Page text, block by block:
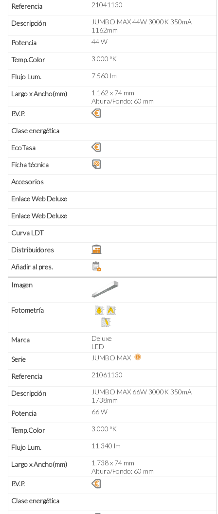
21041130
JUMBO MAX 44W 3000K 350mA
1162mm
44 W
3.000 ºK
7.560 lm
1.162 x 74 mm
Altura/Fondo: 60 mm
Deluxe
LED
JUMBO MAX
21061130
JUMBO MAX 66W 3000K 350mA
1738mm
66 W
3.000 ºK
11.340 lm
1.738 x 74 mm
Altura/Fondo: 60 mm